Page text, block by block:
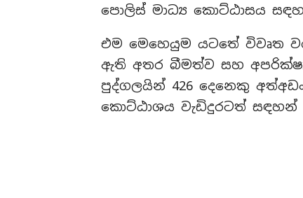
පොලිස් මාධ්‍ය කොට්ඨාසය
එම මෙහෙයුම යටතේ විවෘත
ඇති අතර බීමත්ව සහ
පුද්ගලයින් 426 දෙනෙකු
කොට්ඨාශය වැඩිදුරටත් සඳහන්